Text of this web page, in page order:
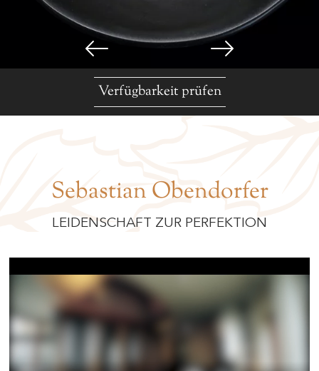
Verfügbarkeit prüfen
Sebastian Obendorfer
LEIDENSCHAFT ZUR PERFEKTION